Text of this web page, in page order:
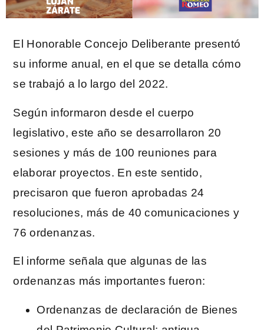
El Honorable Concejo Deliberante presentó
su informe anual, en el que se detalla cómo
se trabajó a lo largo del 2022.
Según informaron desde el cuerpo
legislativo, este año se desarrollaron 20
sesiones y más de 100 reuniones para
elaborar proyectos. En este sentido,
precisaron que fueron aprobadas 24
resoluciones, más de 40 comunicaciones y
76 ordenanzas.
El informe señala que algunas de las
ordenanzas más importantes fueron:
Ordenanzas de declaración de Bienes